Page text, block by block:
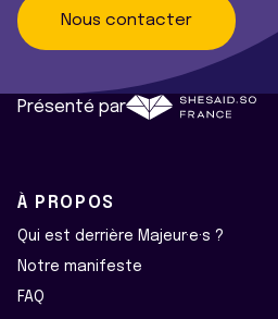
Nous contacter
Présenté par
À PROPOS
Qui est derrière Majeur·e·s ?
Notre manifeste
FAQ